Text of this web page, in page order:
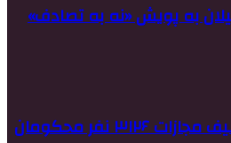
به پویش «نه به تصادف»
جزئیات عفو و تخفیف مجازات ۳۱۲۶ نفر محکومان